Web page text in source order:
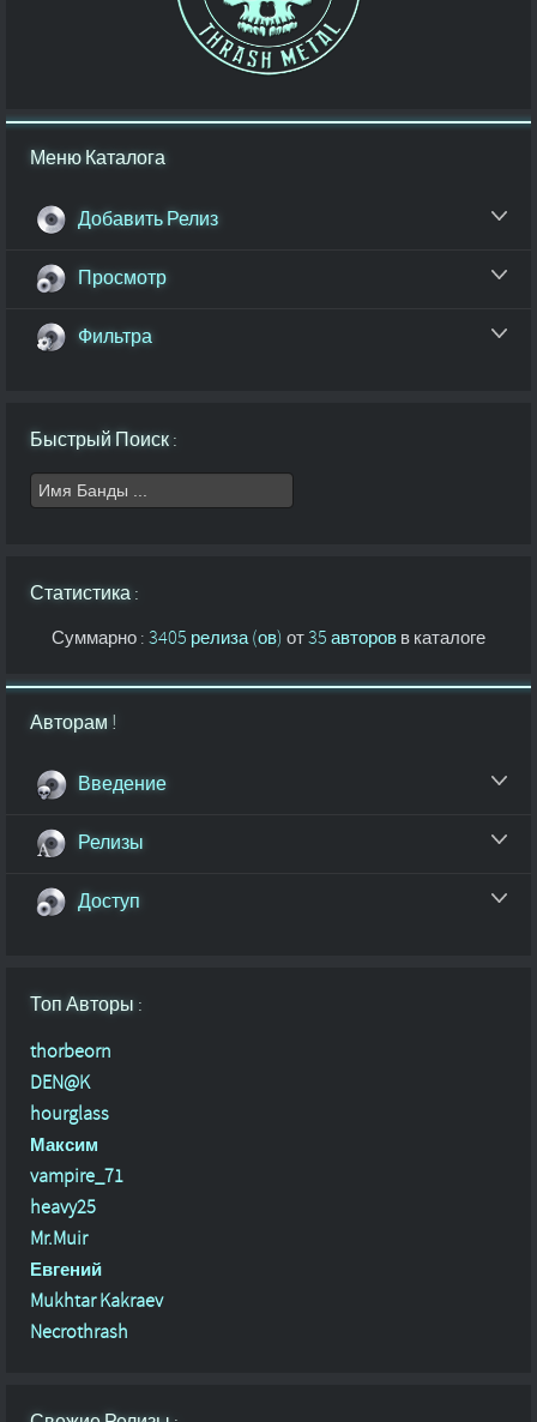
Меню Каталога
Добавить Релиз
Просмотр
Фильтра
Быстрый Поиск :
Статистика :
Суммарно : 3405 релиза (ов) от35 авторов в каталоге
Авторам !
Введение
Релизы
Доступ
Топ Авторы :
thorbeorn
DEN@K
hourglass
Максим
vampire_71
heavy25
Mr.Muir
Евгений
Mukhtar Kakraev
Necrothrash